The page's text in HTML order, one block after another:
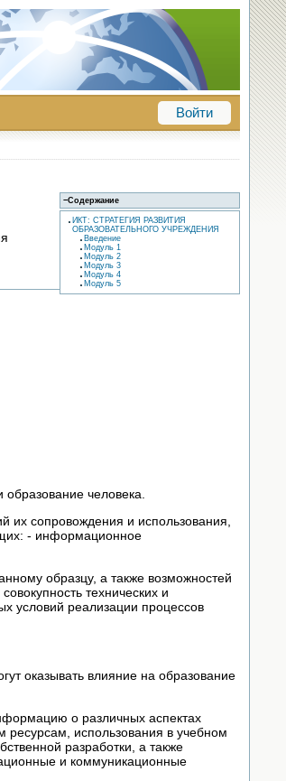
Войти
−Содержание
ИКТ: СТРАТЕГИЯ РАЗВИТИЯ
ОБРАЗОВАТЕЛЬНОГО УЧРЕЖДЕНИЯ
Введение
Модуль 1
Модуль 2
Модуль 3
Модуль 4
Модуль 5
человека.
их сопровождения и использования,
- информационное
образцу, а также возможностей
технических и
условий реализации процессов
оказывать влияние на образование
о различных аспектах
ресурсам, использования в учебном
разработки, а также
и коммуникационные